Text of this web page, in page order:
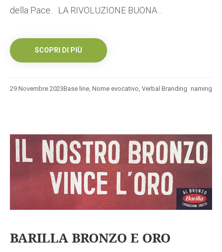
della Pace. LA RIVOLUZIONE BUONA...
SCOPRI DI PIÙ
29 Novembre 2023 naming
Base line Nome evocativo Verbal Branding
BARILLA BRONZO E ORO